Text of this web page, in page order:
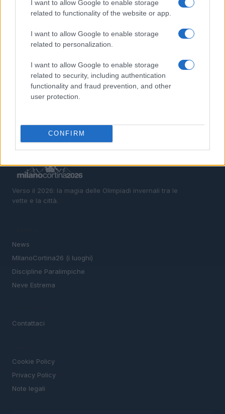
I want to allow Google to enable storage
related to functionality of the website or app.
I want to allow Google to enable storage
related to personalization.
I want to allow Google to enable storage
related to security, including authentication
functionality and fraud prevention, and other
user protection.
CONFIRM
Kleinwalsertal
Auto a noleggio a Cortina d’Ampezzo: soluzioni
pratiche e prezzi chiari
italiane di novembre 2026
Disastri climatici 2026: incendi, alluvioni e caldo
estremo in Europa e oltre
Verso il 2026: la magia delle Olimpiadi invernali tra le
vette e la città.
News
MIlanoCortina26 (i luoghi)
Discipline Paralimpiche
Neve Estrema
Contattaci
Cookie Policy
Privacy Policy
Note legali